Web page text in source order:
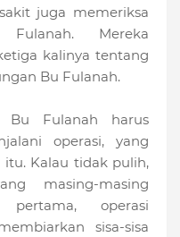
juga memeriksa
Mereka
kalinya tentang
Bu Fulanah.
Fulanah harus
operasi, yang
itu. Kalau tidak pulih,
masing-masing
pertama, operasi
sisa-sisa